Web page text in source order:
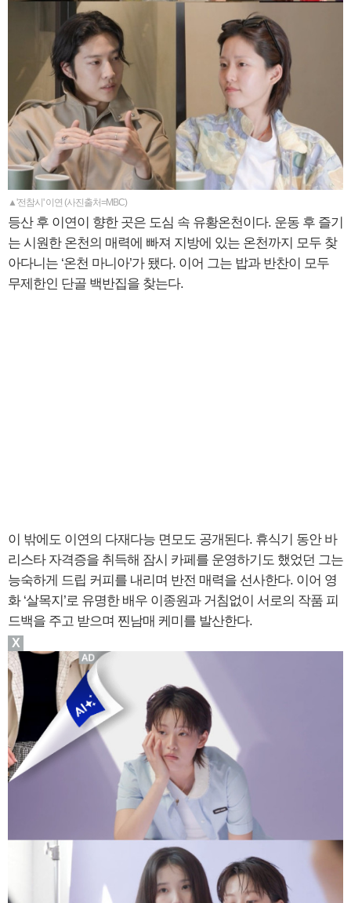
▲'전참시' 이연 (사진출처=MBC)
등산 후 이연이 향한 곳은 도심 속 유황온천이다. 운동 후 즐기
는 시원한 온천의 매력에 빠져 지방에 있는 온천까지 모두 찾
아다니는 ‘온천 마니아’가 됐다. 이어 그는 밥과 반찬이 모두
무제한인 단골 백반집을 찾는다.
이 밖에도 이연의 다재다능 면모도 공개된다. 휴식기 동안 바
리스타 자격증을 취득해 잠시 카페를 운영하기도 했었던 그는
능숙하게 드립 커피를 내리며 반전 매력을 선사한다. 이어 영
화 ‘살목지’로 유명한 배우 이종원과 거침없이 서로의 작품 피
드백을 주고 받으며 찐남매 케미를 발산한다.
X